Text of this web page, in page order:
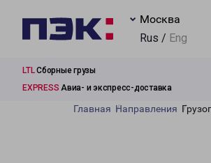
Москва
Rus / Eng
LTLСборные грузы
EXPRESS Авиа- и экспресс-доставка
Главная Направления